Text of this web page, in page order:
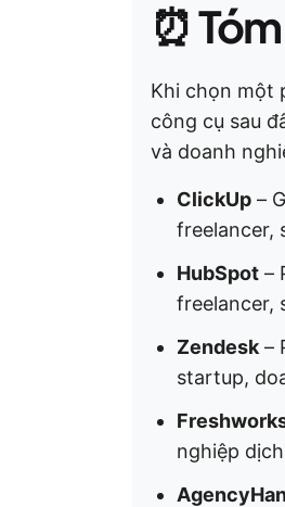
⏰
Khi chọn một
công cụ sau
và doanh
ClickUp –
freelancer,
HubSpot –
freelancer,
Zendesk –
startup,
nghiệp